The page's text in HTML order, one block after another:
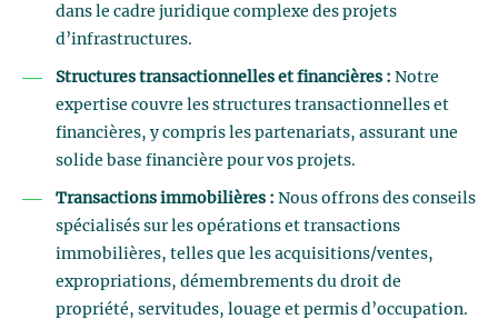
dans le cadre juridique complexe des projets
d’infrastructures.
Structures transactionnelles et financières : Notre
expertise couvre les structures transactionnelles et
financières, y compris les partenariats, assurant une
solide base financière pour vos projets.
Transactions immobilières : Nous offrons des conseils
spécialisés sur les opérations et transactions
immobilières, telles que les acquisitions/ventes,
expropriations, démembrements du droit de
propriété, servitudes, louage et permis d’occupation.